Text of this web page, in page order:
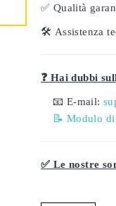
✅ Qualità
🛠️ Assistenza
❓ Hai dubbi
📧 E-mail:
📝 Modulo
✅ Le nostre